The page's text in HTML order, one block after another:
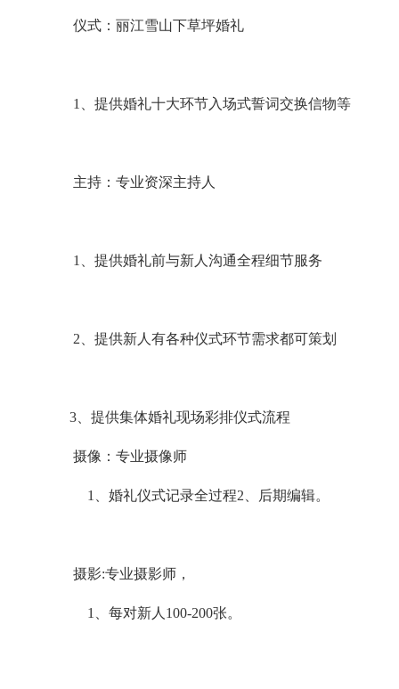
仪式：丽江雪山下草坪婚礼
1 、提供婚礼十大环节入场式誓词交换信物等
主持：专业资深主持人
1 、提供婚礼前与新人沟通全程细节服务
2 、提供新人有各种仪式环节需求都可策划
3 、提供集体婚礼现场彩排仪式流程
摄像：专业摄像师
1 婚礼仪式记录全过程2 、后期编辑。
摄影:专业摄影师，
1 、每对新人 100-200张。